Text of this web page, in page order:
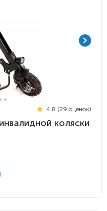
4.8 (29 оценок)
коляски